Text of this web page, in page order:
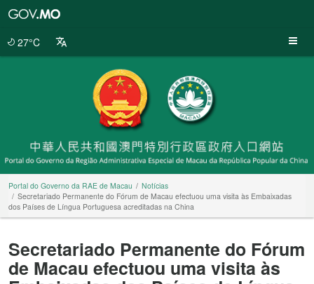
27°C
Portal do Governo da RAE de Macau
Notícias
Secretariado Permanente do Fórum de Macau efectuou uma visita às Embaixadas
dos Países de Língua Portuguesa acreditadas na China
Secretariado Permanente do Fórum
de Macau efectuou uma visita às